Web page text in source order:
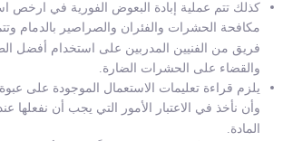
كذلك تتم عملية إبادة البعوض الفورية في
ارخص
مكافحة الحشرات والفئران والصراصير بالدمام
فريق من الفنيين المدربين على استخدام
والقضاء على الحشرات الضارة.
يلزم قراءة تعليمات الاستعمال الموجودة على
وأن نأخذ في الاعتبار الأمور التي يجب أن نفعلها
المادة.